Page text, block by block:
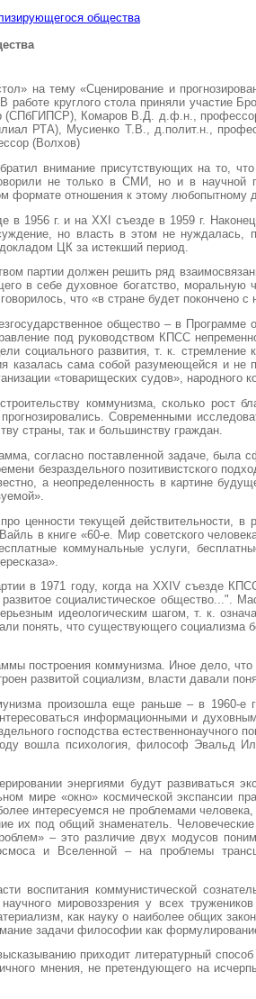
общества
на тему «Сценирование и
круглого стола приняли участие
Комаров В.Д. д.ф.н.,
РТА), Мусиенко Т.В., д.полит.н.,
(Волхов)
внимание присутствующих на то,
не только в СМИ, но и в научной
отношения к этому любопытному
1956 г. и на XXI съезде в 1959 г.
но власть в этом не
ЦК за истекший период.
партии должен решить ряд
в себе духовное богатство,
что «в стране будет покончено с
общество – в
под руководством КПСС
социального развития, т. к.
казалась сама собой разумеющейся и
«товарищеских судов», народного
коммунизма, сколько рост
Современными
страны, так и большинству граждан.
согласно поставленной задаче, была
безраздельного позитивистского
а неопределенность в картине
ценности текущей действительности, в
в книге «60-е. Мир советского
коммунальные услуги,
в 1971 году, когда на XXIV съезде
социалистическое общество...".
идеологическим шагом, т. к.
понять, что существующего
построения коммунизма. Иное дело,
развитой социализм, власти давали
произошла еще раньше – в
информационными и
господства
вошла психология, философ Эвальд
энергиями будут развиваться
мире «окно» кос­мической экспансии
интересуемся не проблемами
их под общий знаменатель.
– это различие двух модусов
и Вселенной – на проблемы
воспитания коммунистической
мировоззрения у всех
как науку о наиболее общих
задачи философии как
приходит литературный
мнения, не претендующего на